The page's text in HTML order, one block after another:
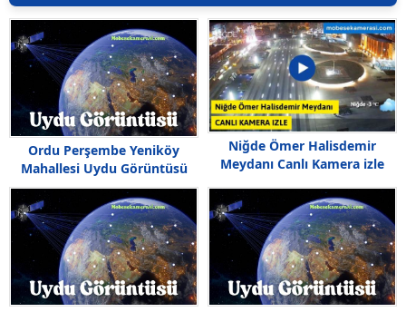
Ordu Perşembe Yeniköy
Mahallesi Uydu Görüntüsü
Niğde Ömer Halisdemir
Meydanı Canlı Kamera izle